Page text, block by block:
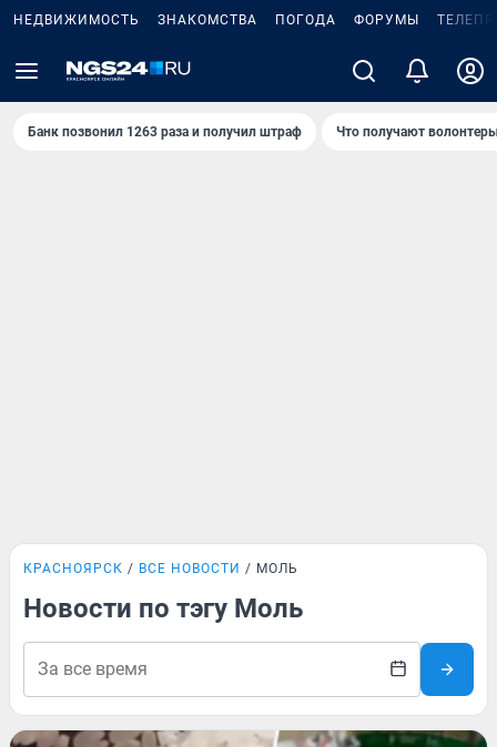
НЕДВИЖИМОСТЬ ЗНАКОМСТВА ПОГОДА ФОРУМЫ
Банк позвонил 1263 раза и получил штраф Что получают
КРАСНОЯРСК ВСЕ НОВОСТИ МОЛЬ
Новости по тэгу Моль